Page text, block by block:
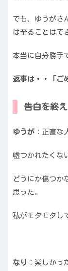
でも、ゆうがさ
は至ることはで
本当に自分勝手
返事は・・「ご
告白を終
ゆうが ：正直な
嘘つかれたくな
どうにか傷つか
思った。
私がモタモタし
なり ：楽しか